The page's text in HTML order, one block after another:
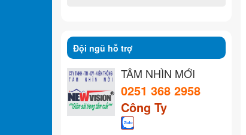
Đội ngũ hỗ trợ
TẦM NHÌN MỚI
0251 368 2958
Công Ty